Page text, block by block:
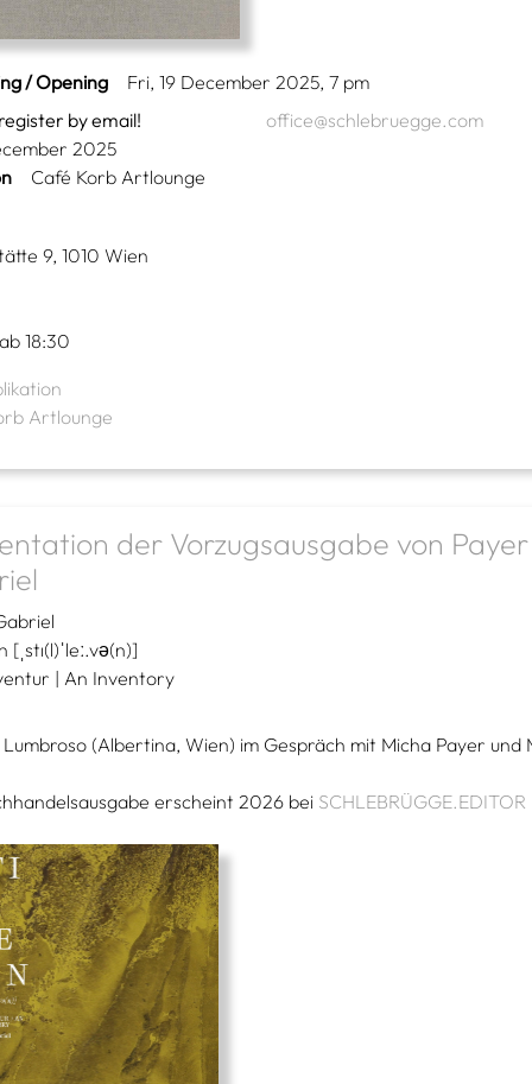
/ Opening
Fri, 19 December 2025, 7 pm
by email!
office@schlebruegge.com
2025
Café Korb Artlounge
9, 1010 Wien
18:30
Artlounge
der Vorzugsausgabe von Payer
[ˌstı(l)ˈleː.vǝ(n)]
| An Inventory
Lumbroso (Albertina, Wien) im Gespräch mit Micha Payer und
erscheint 2026 bei SCHLEBRÜGGE.EDITOR